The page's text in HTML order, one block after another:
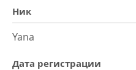
Ник
Yana
Дата регистрации